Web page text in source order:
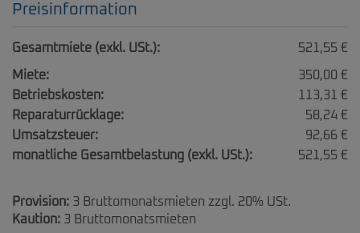
Preisinformation
Gesamtmiete (exkl. USt.): 521,55 €
Miete:
350,00 €
Betriebskosten:
113,31 €
Reparaturrücklage:
58,24 €
Umsatzsteuer:
92,66 €
monatliche Gesamtbelastung (exkl. USt.):
521,55 €
Provision: 3 Bruttomonatsmieten zzgl. 20% USt.
Kaution: 3 Bruttomonatsmieten